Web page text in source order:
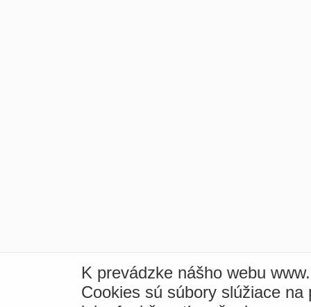
K prevádzke nášho webu
Cookies sú súbory slúžiace